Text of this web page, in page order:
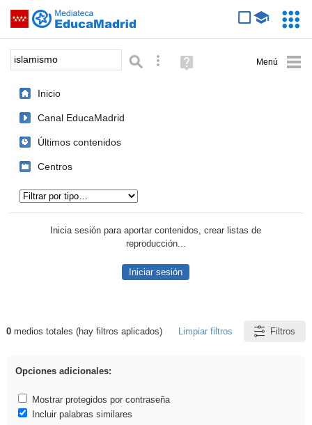
Saltar navegación
Palabra o frase: Búsqueda avanzada
Ayuda
(en
Inicio
Canal EducaMadrid
Últimos contenidos
Centros
Inicia sesión para aportar contenidos, crear listas de
reproducción...
Iniciar sesión
Resultados de: islamismo
0medios totales (hay filtros aplicados) Limpiar filtros Filtros
Opciones adicionales:
Mostrar protegidos por contraseña
Incluir palabras similares